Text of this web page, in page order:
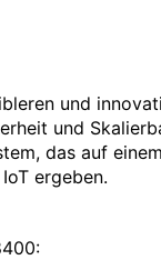
und
und
das auf
ergeben.